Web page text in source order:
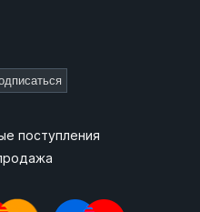
поступления